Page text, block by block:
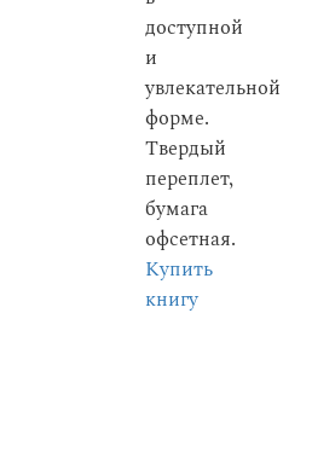
доступной
и
увлекательной
форме.
Твердый
переплет,
бумага
офсетная.
Купить
книгу